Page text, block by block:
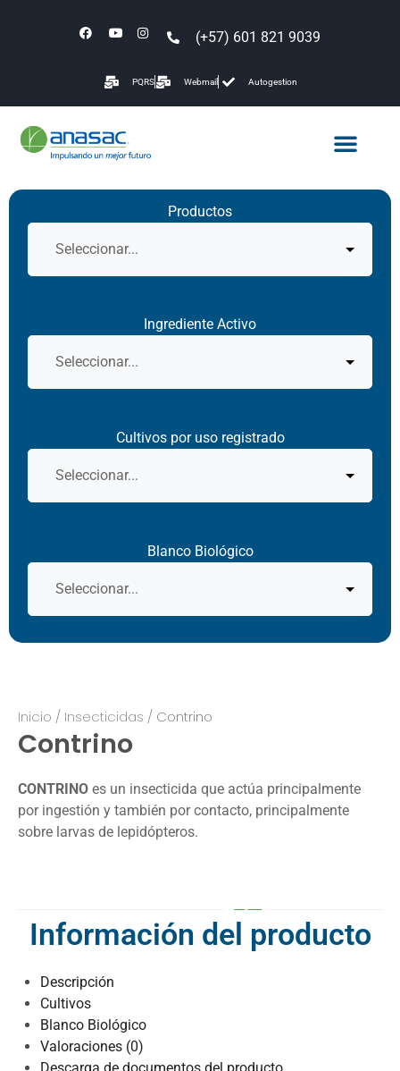
(+57) 601 821 9039
PQRS Webmail Autogestion
Productos
Ingrediente Activo
Cultivos por uso registrado
Blanco Biológico
Inicio / Insecticidas / Contrino
Contrino
CONTRINO es un insecticida que actúa principalmente
por ingestión y también por contacto, principalmente
sobre larvas de lepidópteros.
Información del producto
Descripción
Cultivos
Blanco Biológico
Valoraciones (0)